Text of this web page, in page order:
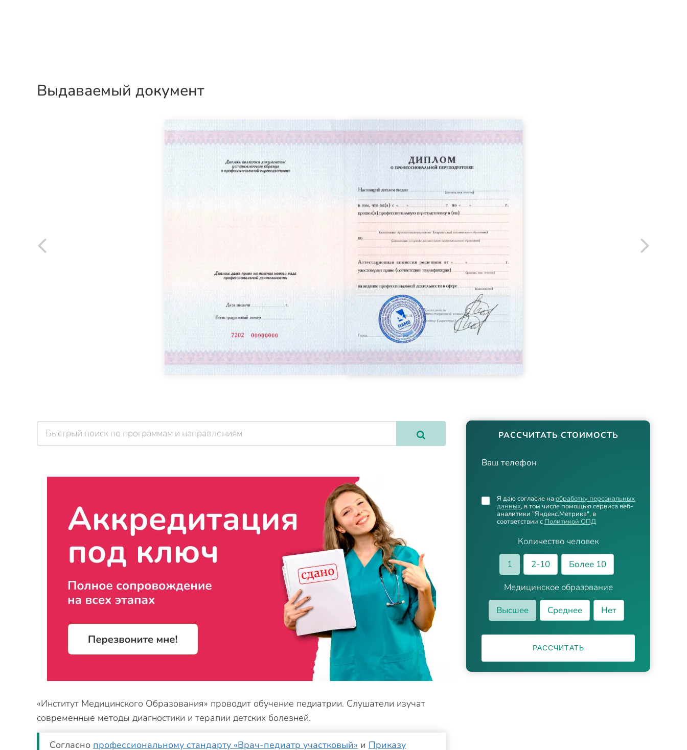
Выдаваемый документ
РАССЧИТАТЬ СТОИМОСТЬ
Ваш телефон
Количество человек
1
2-10
Более 10
Медицинское образование
Высшее
Среднее Нет
Я даю согласие на обработку персональных
данных, в том числе помощью сервиса веб-
аналитики "Яндекс.Метрика", в
соответствии с Политикой ОПД
РАССЧИТАТЬ
«Институт Медицинского Образования» проводит обучение педиатрии. Слушатели изучат
современные методы диагностики и терапии детских болезней.
Согласно профессиональному стандарту «Врач-педиатр участковый» и Приказу